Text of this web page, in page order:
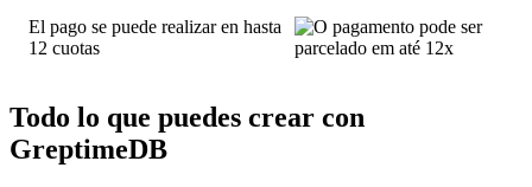
El pago se puede realizar en hasta
12 cuotas
Todo lo que puedes crear con
GreptimeDB